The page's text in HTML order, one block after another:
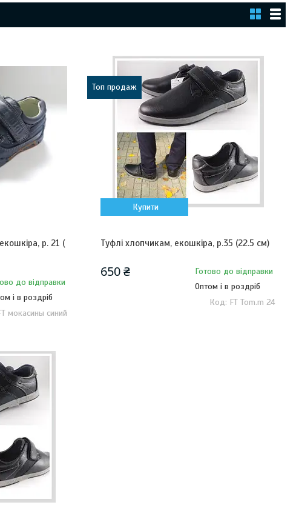
р. 21 (
до відправки
і в роздріб
мокасины синий
Топ продаж
Купити
Туфлі хлопчикам, екошкіра, р.35 (22.5 см)
650 ₴
Готово до відправки
Оптом і в роздріб
FT Tom.m 24